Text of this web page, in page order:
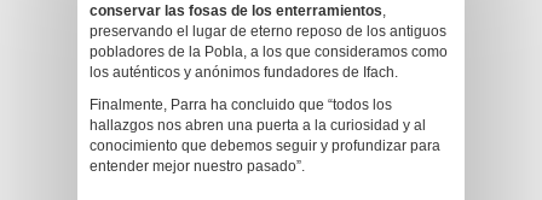
conservar las fosas de los enterramientos,
preservando el lugar de eterno reposo de los antiguos
pobladores de la Pobla, a los que consideramos como
los auténticos y anónimos fundadores de Ifach.
Finalmente, Parra ha concluido que “todos los
hallazgos nos abren una puerta a la curiosidad y al
conocimiento que debemos seguir y profundizar para
entender mejor nuestro pasado”.